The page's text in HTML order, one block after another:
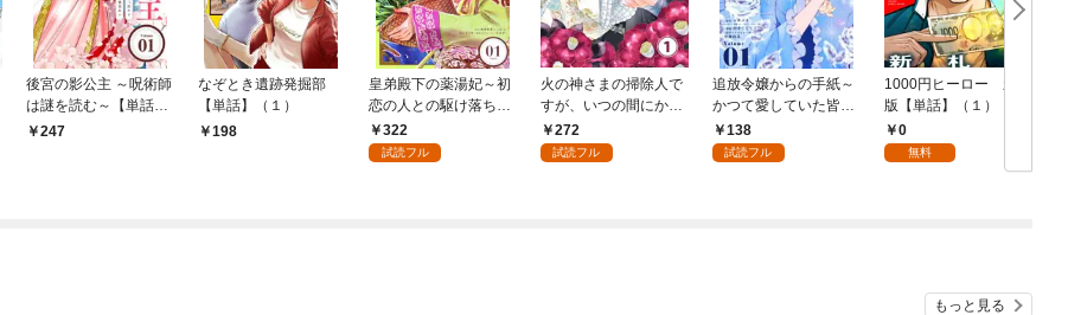
後宮の影公主 ～呪術師
は謎を読む～【単話】
（１）
247
なぞとき遺跡発掘部
【単話】（１）
198
皇弟殿下の薬湯妃～初
恋の人との駆け落ち先
は後宮でした～【単
話】（１）
322
試読フル
火の神さまの掃除人で
すが、いつの間にか花
嫁として溺愛されてい
ます【単話】（１）
272
試読フル
追放令嬢からの手紙～
かつて愛していた皆さ
まへ 私のことなどお忘
れですか？～【単話】
138
試読フル
1000円ヒーロー 新札
版【単話】（１）
0
無料
もっと見る